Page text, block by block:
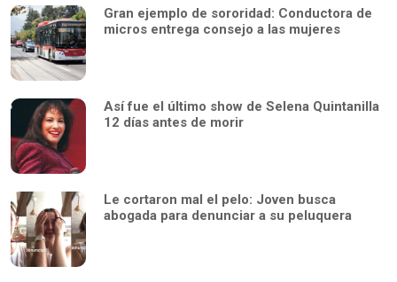
Gran ejemplo de sororidad: Conductora de
micros entrega consejo a las mujeres
Así fue el último show de Selena Quintanilla
12 días antes de morir
Le cortaron mal el pelo: Joven busca
abogada para denunciar a su peluquera